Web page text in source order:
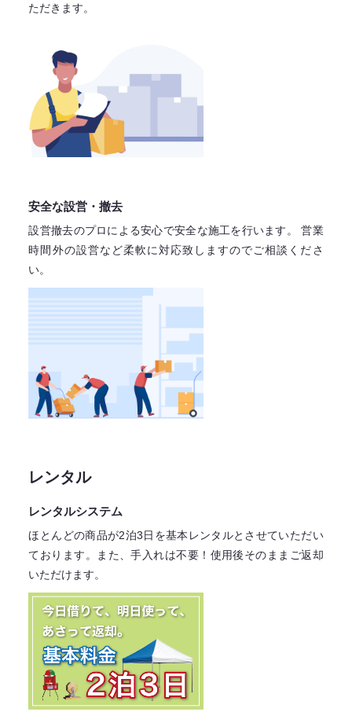
ただきます。
安全な設営・撤去
設営撤去のプロによる安心で安全な施工を行います。
営業
時間外の設営など柔軟に対応致しますのでご相談くださ
い。
レンタル
レンタルシステム
ほとんどの商品が2泊3日を基本レンタルとさせていただい
ております。
また、手入れは不要！ 使用後そのままご返却
いただけます。